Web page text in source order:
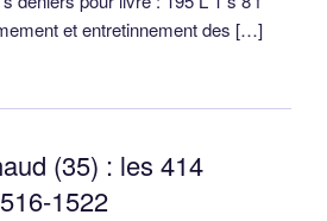
et entretinnement des […]
(35) : les 414
1522